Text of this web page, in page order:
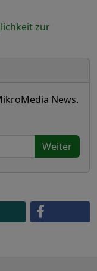
zur
News.
Weiter